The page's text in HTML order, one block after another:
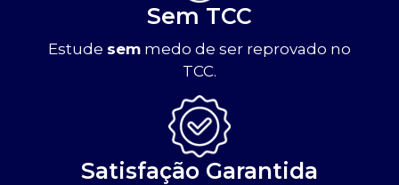
Sem TCC
Estude sem medo de ser reprovado no
TCC.
Satisfação Garantida